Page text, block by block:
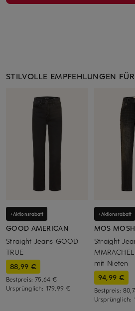
STILVOLLE EMPFEHLUNGEN
+Aktionsrabatt
GOOD AMERICAN
Straight Jeans GOOD
TRUE
88,99 €
Bestpreis:75,64 €
Ursprünglich: 179,99 €
+Aktionsrabatt
MOS MOSH
Straight
mit Nieten
94,99 €
Bestpreis:
Ursprünglich: